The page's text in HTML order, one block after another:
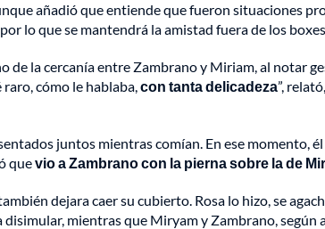
añadió que entiende que fueron situaciones
lo que se mantendrá la amistad fuera de los
de la cercanía entre Zambrano y Miriam, al notar
cómo le hablaba,con tanta delicadeza”,
juntos mientras comían. En ese momento,
quevio a Zambrano con la pierna sobre la de
dejara caer su cubierto. Rosa lo hizo, se
mientras que Miryam y Zambrano, según